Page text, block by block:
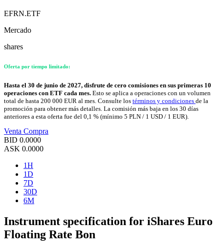
EFRN.ETF
Mercado
shares
Oferta por tiempo limitado:
Hasta el 30 de junio de 2027, disfrute de cero comisiones en sus primeras 10
operaciones con ETF cada mes. Esto se aplica a operaciones con un volumen
total de hasta 200 000 EUR al mes. Consulte los términos y condiciones de la
promoción para obtener más detalles. La comisión más baja en los 30 días
anteriores a esta oferta fue del 0,1 % (mínimo 5 PLN / 1 USD / 1 EUR).
Venta Compra
BID 0.0000
ASK 0.0000
1H
1D
7D
30D
6M
Instrument specification for iShares Euro
Floating Rate Bon